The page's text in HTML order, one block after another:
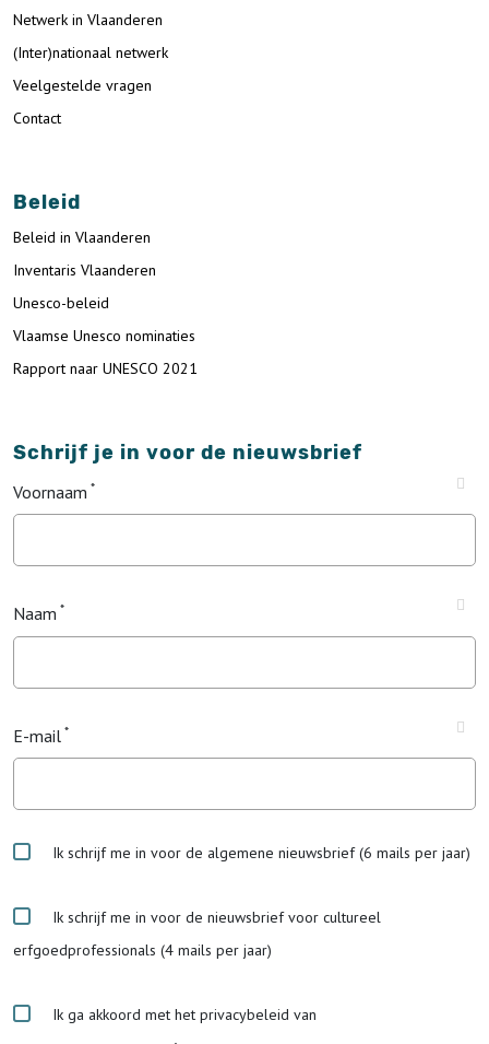
Netwerk in Vlaanderen
(Inter)nationaal netwerk
Veelgestelde vragen
Contact
Beleid
Beleid in Vlaanderen
Inventaris Vlaanderen
Unesco-beleid
Vlaamse Unesco nominaties
Rapport naar UNESCO 2021
Schrijf je in voor de nieuwsbrief
Voornaam
Naam
E-mail
Ik schrijf me in voor de algemene nieuwsbrief (6 mails per jaar)
Ik schrijf me in voor de nieuwsbrief voor cultureel
erfgoedprofessionals (4 mails per jaar)
Ik ga akkoord met het privacybeleid van